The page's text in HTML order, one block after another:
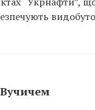
Вучичем